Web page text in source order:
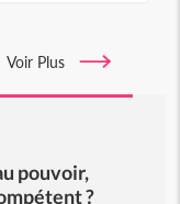
Voir Plus
pouvoir,
?